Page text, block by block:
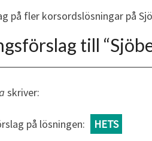
på fler korsordslösningar på
till “
skriver:
på lösningen: HETS